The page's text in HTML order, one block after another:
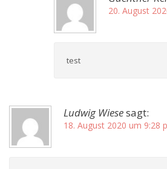
20. August
test
Ludwig Wiesesagt:
18. August 2020 um 9:28